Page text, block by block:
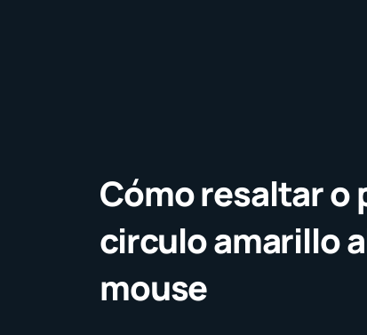
Cómo resaltar o
circulo amarillo
mouse